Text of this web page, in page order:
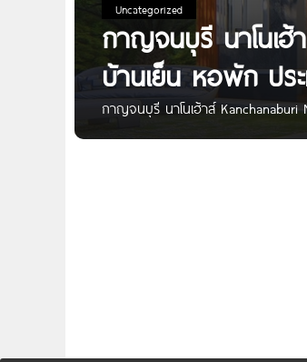
Uncategorized
กาญจนบุรี นาโนเฮ้
บ้านเย็น หอพัก ปร
กาญจนบุรี นาโนเฮ้าส์